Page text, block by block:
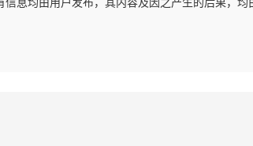
信息均由用户发布，其内容及因之产生的后果，均